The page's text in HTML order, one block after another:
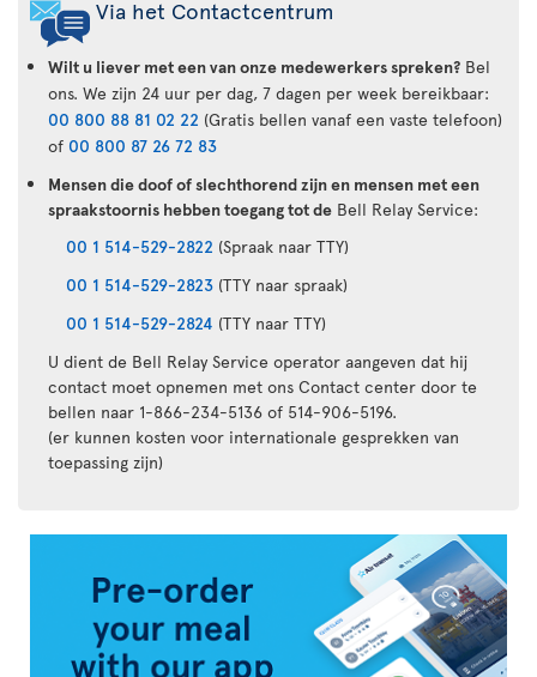
Via het Contactcentrum
Wilt u liever met een van onze medewerkers spreken? Bel
ons. We zijn 24 uur per dag, 7 dagen per week bereikbaar:
00 800 88 81 02 22 (Gratis bellen vanaf een vaste telefoon)
of 00 800 87 26 72 83
Mensen die doof of slechthorend zijn en mensen met een
spraakstoornis hebben toegang tot de Bell Relay Service:
00 1 514-529-2822 (Spraak naar TTY)
00 1 514-529-2823 (TTY naar spraak)
00 1 514-529-2824 (TTY naar TTY)
U dient de Bell Relay Service operator aangeven dat hij
contact moet opnemen met ons Contact center door te
bellen naar 1-866-234-5136 of 514-906-5196.
(er kunnen kosten voor internationale gesprekken van
toepassing zijn)
Transat